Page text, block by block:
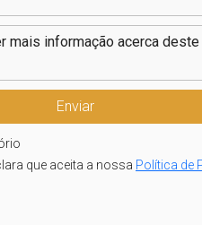
que aceita a nossa Política de